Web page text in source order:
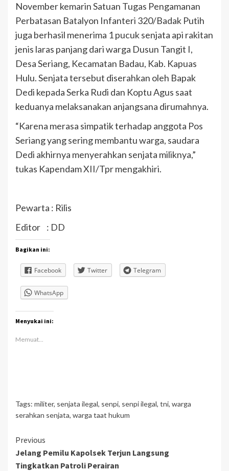
November kemarin Satuan Tugas Pengamanan
Perbatasan Batalyon Infanteri 320/Badak Putih
juga berhasil menerima 1 pucuk senjata api rakitan
jenis laras panjang dari warga Dusun Tangit I,
Desa Seriang, Kecamatan Badau, Kab. Kapuas
Hulu. Senjata tersebut diserahkan oleh Bapak
Dedi kepada Serka Rudi dan Koptu Agus saat
keduanya melaksanakan anjangsana dirumahnya.
“Karena merasa simpatik terhadap anggota Pos
Seriang yang sering membantu warga, saudara
Dedi akhirnya menyerahkan senjata miliknya,”
tukas Kapendam XII/Tpr mengakhiri.
Pewarta : Rilis
Editor : DD
Bagikan ini:
Facebook Twitter Telegram
WhatsApp
Menyukai ini:
Memuat...
Tags: militer, senjata ilegal, senpi, senpi ilegal, tni, warga
serahkan senjata, warga taat hukum
Continue
Reading
Previous
Jelang Pemilu Kapolsek Terjun Langsung
Tingkatkan Patroli Perairan